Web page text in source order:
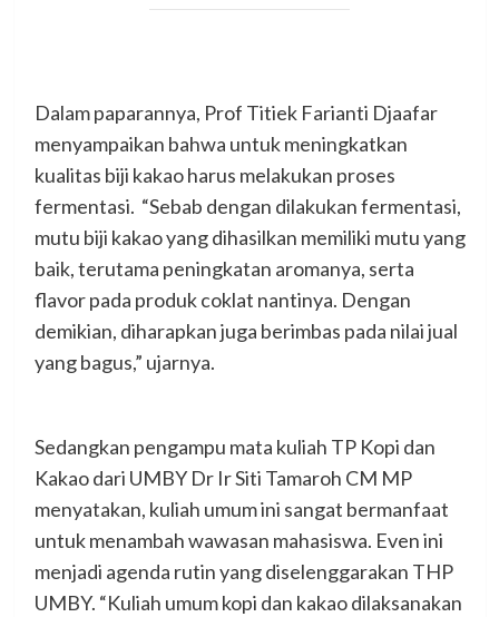
Dalam paparannya, Prof Titiek Farianti Djaafar
menyampaikan bahwa untuk meningkatkan
kualitas biji kakao harus melakukan proses
fermentasi. “Sebab dengan dilakukan fermentasi,
mutu biji kakao yang dihasilkan memiliki mutu yang
baik, terutama peningkatan aromanya, serta
flavor pada produk coklat nantinya. Dengan
demikian, diharapkan juga berimbas pada nilai jual
yang bagus,” ujarnya.
Sedangkan pengampu mata kuliah TP Kopi dan
Kakao dari UMBY Dr Ir Siti Tamaroh CM MP
menyatakan, kuliah umum ini sangat bermanfaat
untuk menambah wawasan mahasiswa. Even ini
menjadi agenda rutin yang diselenggarakan THP
UMBY. “Kuliah umum kopi dan kakao dilaksanakan